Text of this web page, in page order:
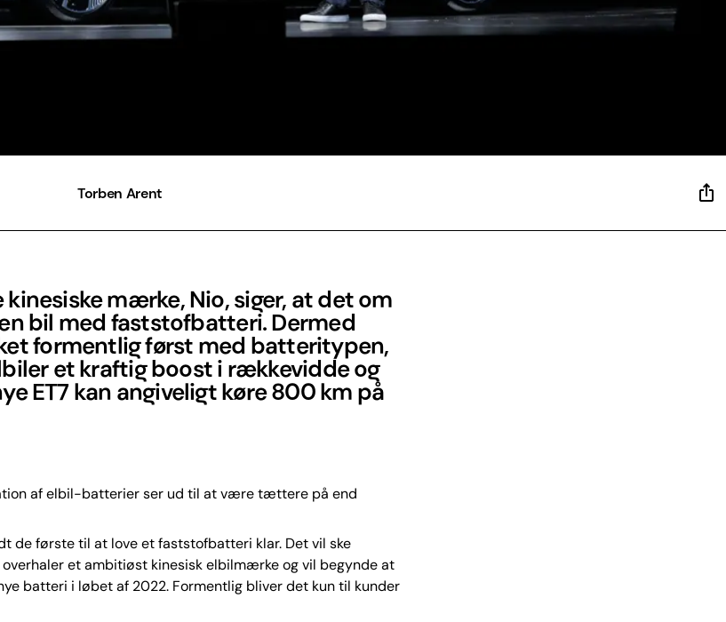
Torben Arent
mærke, Nio, siger, at det om
bil med faststofbatteri. Dermed
formentlig først med batteritypen,
et kraftig boost i rækkevidde og
ET7 kan angiveligt køre 800 km på
af elbil-batterier ser ud til at være tættere på end
de første til at love et faststofbatteri klar. Det vil ske
overhaler et ambitiøst kinesisk elbilmærke og vil begynde at
batteri i løbet af 2022. Formentlig bliver det kun til kunder